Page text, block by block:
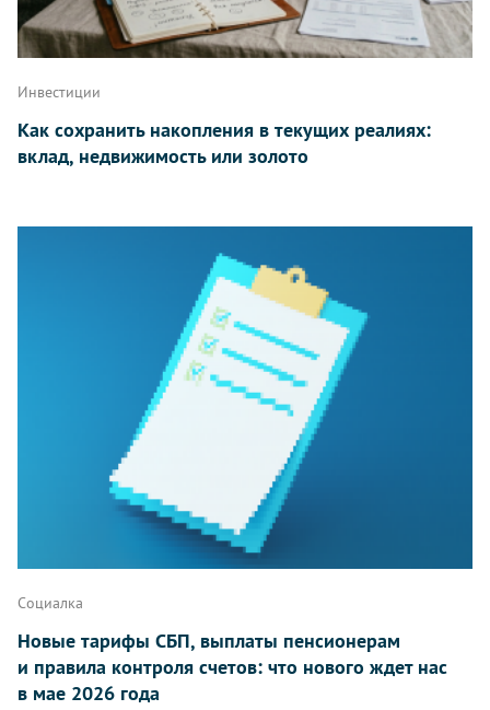
Инвестиции
Как сохранить накопления в текущих реалиях:
вклад, недвижимость или золото
Социалка
Новые тарифы СБП, выплаты пенсионерам
и правила контроля счетов: что нового ждет нас
в мае 2026 года